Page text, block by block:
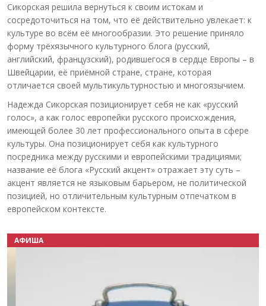
Сикорская решила вернуться к своим истокам и
сосредоточиться на том, что её действительно увлекает: к
культуре во всём её многообразии. Это решение приняло
форму трёхязычного культурного блога (русский,
английский, французский), родившегося в сердце Европы – в
Швейцарии, её приёмной стране, стране, которая
отличается своей мультикультурностью и многоязычием.
Надежда Сикорская позиционирует себя не как «русский
голос», а как голос европейки русского происхождения,
имеющей более 30 лет профессионального опыта в сфере
культуры. Она позиционирует себя как культурного
посредника между русскими и европейскими традициями;
название её блога «Русский акцент» отражает эту суть –
акцент является не языковым барьером, не политической
позицией, но отличительным культурным отпечатком в
европейском контексте.
АФИША